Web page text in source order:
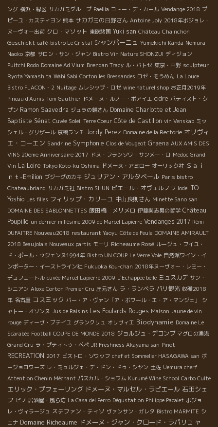
ング 横浜・緑区 サカガミグループ Paellia コトー・デ・カール Vendange 2018 プ
ピーユ・カスティヨン 熊本 サカガミの日野さん Antoine Joly 2018年ボジョレ・
ヌーヴォー出荷 クロ・マソット 東欧諸国 Yuki san Château Chainchon
Geschickt café-bistro Le Cristal シャンパーニュ Yumekichi Kanda Nomura
Naoko 京都 サロン・サン・ジャン Bistro Vin Nature SHONZUI ディジョン
Puitchi Rodo Domaine Ad Vium Brendan Tracy ル・バトセ 東京・中野 sculpteur
Ryota Yamashita Wabi Sabi Corton les Bressandes ロゼ・そうめん La Louce
Bistro FLACON - 2 Nuitage ムレシップ・ロゼ wine naturel shop お正月2019年
Pineau d'Aunis Tom Gauthier ドメーヌ・ルノー・ボアイエ cidre バティスト・ク
ザン Ramon Saavedra ジュラの鏡さん Domaine Charlotte et Jean
Baptiste Sénat Cuvée Soleil Terre Coeur Côte de Castillon vin Venskab ミッ
シェル・グリザール 京橋ランチ Jordy Perez Domaine de la Rectorie オリヴィ
エ・コーエン Sandrine Symphonie Clos de Vougeot Graena AUX AMIS DES
VINS 20eme Anniversaire 2017 ドヌ・フランソワ・サンメー・ロ Médoc Grand
Vin La Loire Tokyo Koto-ku Oshima ドメーヌ・アミロー オーリック社 Ｓａｉ
ｎｔ-Emilion ブジーグのカキ ジュリアン・アルタベール Paris bistro
Chateaubriand サカガミ社 Bistro SHUN ピエール・オヴェルノワ Iode ITO
Yoshio Les filles フィリップ・カリーユ 中山良則さん Minette Sano san
DOMAINE DES SABLONNETTES 飯田橋 メリメロ 伊藤與志男の哲学 Château
Poupille un dernier millésime 2009 de Marcel Lapierre Vendanges 2017 Rémi
DUFAITRE Nouveau2018 restaurant Yaoyu Côte de Feule DOMAINE AMIRAULT
2018 Beaujolais Nouveaux partis モーリ Richeaume Rosé ルージュ・フイユ・
ド・ポール・ウジェンヌ1994年 Bistro UN COUP Le Verre Vole 自然派ワイン・イ
ンポーター・イーストライン社 Fukuoka Kou-chan 2018年ヌーヴォー・レミー・
デュフェートル cuvée Marcel Lapierre 2009 L'Echappee belle ミュスカデ サン・
シニアン Aloxe Corton Premier Cru 庄元さん ラ・ランベラ パリ観光 収穫2018
年 名古屋 コスミック バー・ア・ヴァン「ア・ボワール・エ・ア・マンジェ」
シ
ャトー・オゾンヌ Jus de Raisins Les Foulards Rouges Maison Jaune de vin
rouge ディーヴ・ブテイユ グランクリュ オリヴィエ Biodynamie Domaine Le
Scarabée Football COUPE DE MONDE 2018 ジョルジュ・デコンブ マグロの漁港
Grand Cru ラ・プティトゥ・ペペ JR Freshness Akayama san Pinot
RECREATION 2017 ビストロ・ソワッフ chef et Sommelier HASAGAWA san ボ
ージョロワーズ レ・ミュルジェ・デ・ドン・ドゥ・シヤン 土佐 Uemura cherf
Attention Chenin Méchant パスカル・ショワム Kurumé Wine School Carbo Culte
エリック・プフェーリング ドメーヌ・マルセル・ラピエール 石田シェ
フ ピノ 居酒屋・風ら坊 La Casa del Perro Dégustation Philippe Pacalet ボジョ
レ・ヴィラージュ ステファン・ティソ ヴァンサン・ガレタ Bistro MARMITE シ
ェナ Domaine Richeaume ドメーヌ・ジャン・クロード・ラパリュ ヤ